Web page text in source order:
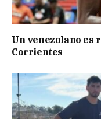
Un venezolano es
Corrientes